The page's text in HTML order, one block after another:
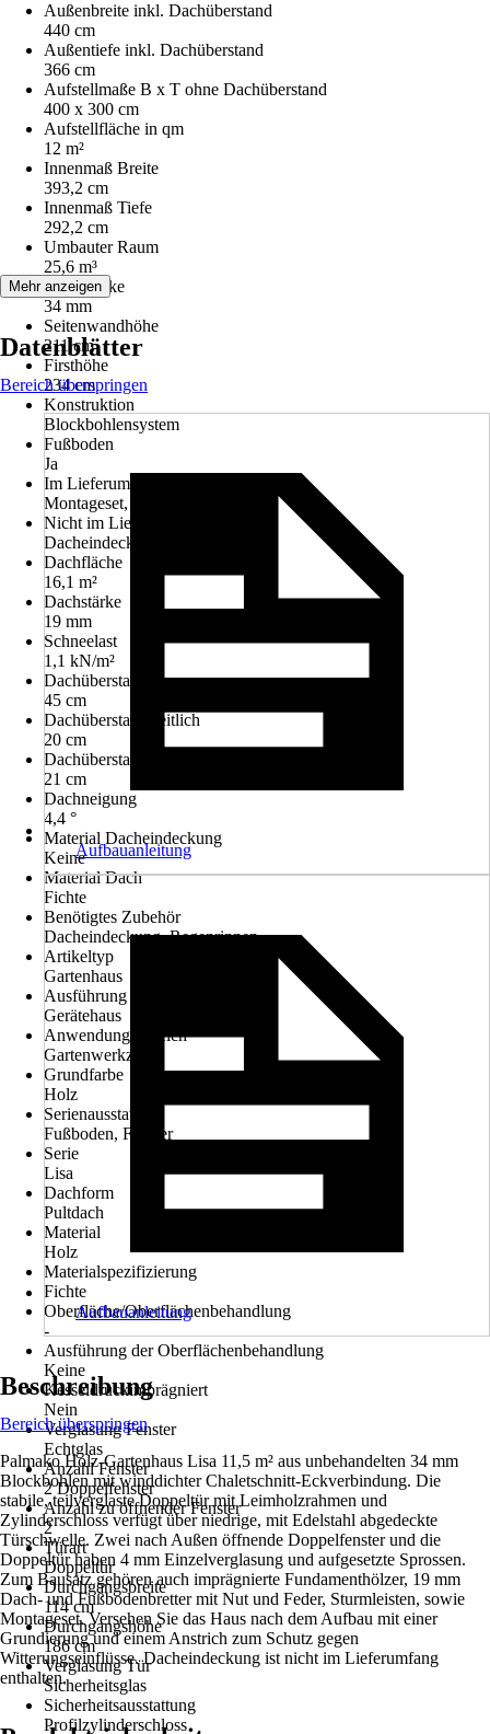
Außenbreite inkl. Dachüberstand
440 cm
Außentiefe inkl. Dachüberstand
366 cm
Aufstellmaße B x T ohne Dachüberstand
400 x 300 cm
Aufstellfläche in qm
12 m²
Innenmaß Breite
393,2 cm
Innenmaß Tiefe
292,2 cm
Umbauter Raum
25,6 m³
Wandstärke
34 mm
Seitenwandhöhe
211 cm
Firsthöhe
234 cm
Konstruktion
Blockbohlensystem
Fußboden
Ja
Im Lieferumfang enthalten
Montageset, Fussboden
Nicht im Lieferumfang enthalten
Dacheindeckung, Regenrinnen
Dachfläche
16,1 m²
Dachstärke
19 mm
Schneelast
1,1 kN/m²
Dachüberstand vorn
45 cm
Dachüberstand seitlich
20 cm
Dachüberstand hinten
21 cm
Dachneigung
4,4 °
Material Dacheindeckung
Keine
Material Dach
Fichte
Benötigtes Zubehör
Dacheindeckung, Regenrinnen
Artikeltyp
Gartenhaus
Ausführung
Gerätehaus
Anwendungsbereich
Gartenwerkzeug
Grundfarbe
Holz
Serienausstattung
Fußboden, Fenster
Serie
Lisa
Dachform
Pultdach
Material
Holz
Materialspezifizierung
Fichte
Oberfläche/Oberflächenbehandlung
-
Ausführung der Oberflächenbehandlung
Keine
Kesseldruckimprägniert
Nein
Verglasung Fenster
Echtglas
Anzahl Fenster
2 Doppelfenster
Anzahl zu öffnender Fenster
2
Türart
Doppeltür
Durchgangsbreite
114 cm
Durchgangshöhe
186 cm
Verglasung Tür
Sicherheitsglas
Sicherheitsausstattung
Profilzylinderschloss
Mehr anzeigen
Datenblätter
Bereich überspringen
Aufbauanleitung
Aufbauanleitung
Beschreibung
Bereich überspringen
Palmako Holz-Gartenhaus Lisa 11,5 m² aus unbehandelten 34 mm
Blockbohlen mit winddichter Chaletschnitt-Eckverbindung. Die
stabile, teilverglaste Doppeltür mit Leimholzrahmen und
Zylinderschloss verfügt über niedrige, mit Edelstahl abgedeckte
Türschwelle. Zwei nach Außen öffnende Doppelfenster und die
Doppeltür haben 4 mm Einzelverglasung und aufgesetzte Sprossen.
Zum Bausatz gehören auch imprägnierte Fundamenthölzer, 19 mm
Dach- und Fußbodenbretter mit Nut und Feder, Sturmleisten, sowie
Montageset. Versehen Sie das Haus nach dem Aufbau mit einer
Grundierung und einem Anstrich zum Schutz gegen
Witterungseinflüsse. Dacheindeckung ist nicht im Lieferumfang
enthalten.